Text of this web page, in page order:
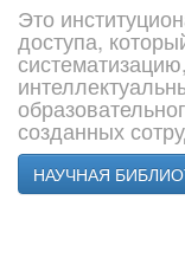
Это
доступа,
созданных
НАУЧНАЯ